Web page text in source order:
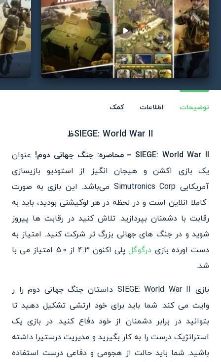
Play video
توضیحات اطلاعات کمک
SIEGE: World War IIظ
SIEGE: World War II – محاصره: جنگ جهانی دوم!
عنوان
یک بازی اکشن و هیجان انگیز از استودیو بازیسازی
آمریکایی Simutronics Corp‌ می‌باشد. این بازی به صورت
کاملا انلاین است و در لحظه در هر لوکیشنی بودید، باید به
رقابت با دشمنان بپردازید. تلاشکنید در رقابت ها پیروز
شوید و در جنگ های جهانی بزرگ تر شرکت کنید. امتیاز به
دست اورده بازی در‌گوگلپلی اکنون 4.3 از 5.0 امتیاز می با
شد.
بازی SIEGE: World War II داستان جنگ جهانی دوم را ر
وایت می کند. شما باید برای خود ارتشی تشکیل دهید تا
بتوانید در برابر دشمنان از خود دفاع کنید. در بازی یک
استراتژیک درست را به کار بگیرید و مدیریت درستیرا داشته
باشید. شما باید حالت از هجومی و دفاعی درست استفاده